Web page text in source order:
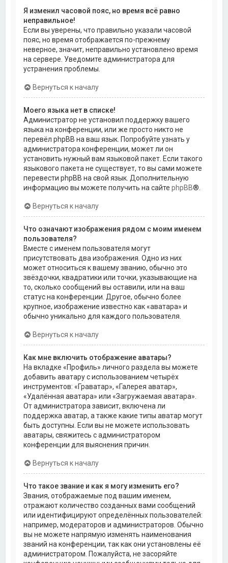
Я изменил часовой пояс, но время всё равно
неправильное!
Если вы уверены, что правильно указали часовой
пояс, но время отображается по-прежнему
неверное, значит, неправильно установлено время
на сервере. Уведомите администратора для
устранения проблемы.
Вернуться к началу
Моего языка нет в списке!
Администратор не установил поддержку вашего
языка на конференции, или же просто никто не
перевёл phpBB на ваш язык. Попробуйте узнать у
администратора конференции, может ли он
установить нужный вам языковой пакет. Если такого
языкового пакета не существует, то вы сами можете
перевести phpBB на свой язык. Дополнительную
информацию вы можете получить на сайтеphpBB®.
Вернуться к началу
Что означают изображения рядом с моим именем
пользователя?
Вместе с именем пользователя могут
присутствовать два изображения. Одно из них
может относиться к вашему званию, обычно это
звёздочки, квадратики или точки, указывающие на
то, сколько сообщений вы оставили, или на ваш
статус на конференции. Другое, обычно более
крупное, изображение известно как «аватара» и
обычно уникально для каждого пользователя.
Вернуться к началу
Как мне включить отображение аватары?
На вкладке «Профиль» личного раздела вы можете
добавить аватару с использованием четырёх
инструментов: «Граватар», «Галерея аватар»,
«Удалённая аватара» или «Загружаемая аватара».
От администратора зависит, включена ли
поддержка аватар, а также какие типы аватар могут
быть доступны. Если вы не можете использовать
аватары, свяжитесь с администратором
конференции для выяснения причин.
Вернуться к началу
Что такое звание и как я могу изменить его?
Звания, отображаемые под вашим именем,
отражают количество созданных вами сообщений
или идентифицируют определённых пользователей:
например, модераторов и администраторов. Обычно
вы не можете напрямую изменять наименования
званий на конференции, так как они установлены её
администратором. Пожалуйста, не засоряйте